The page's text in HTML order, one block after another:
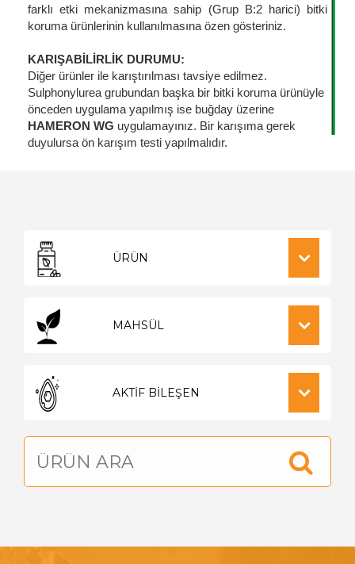
farklı etki mekanizmasına sahip (Grup B:2 harici) bitki
koruma ürünlerinin kullanılmasına özen gösteriniz.
KARIŞABİLİRLİK DURUMU:
Diğer ürünler ile karıştırılması tavsiye edilmez.
Sulphonylurea grubundan başka bir bitki koruma ürünüyle
önceden uygulama yapılmış ise buğday üzerine
HAMERON WG uygulamayınız. Bir karışıma gerek
duyulursa ön karışım testi yapılmalıdır.